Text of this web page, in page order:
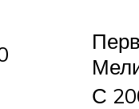
С